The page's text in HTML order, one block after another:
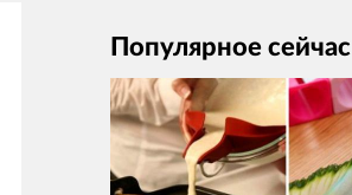
Популярное сейчас